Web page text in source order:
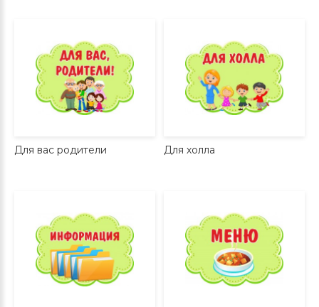
Для вас родители Для холла